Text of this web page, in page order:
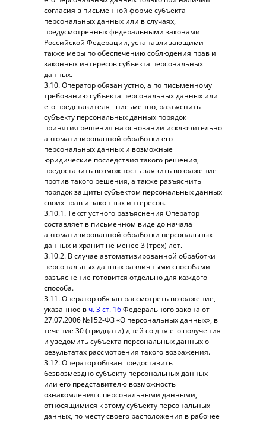
согласия в письменной форме субъекта
персональных данных или в случаях,
предусмотренных федеральными законами
Российской Федерации, устанавливающими
также меры по обеспечению соблюдения прав и
законных интересов субъекта персональных
данных.
3.10. Оператор обязан устно, а по письменному
требованию субъекта персональных данных или
его представителя - письменно, разъяснить
субъекту персональных данных порядок
принятия решения на основании исключительно
автоматизированной обработки его
персональных данных и возможные
юридические последствия такого решения,
предоставить возможность заявить возражение
против такого решения, а также разъяснить
порядок защиты субъектом персональных данных
своих прав и законных интересов.
3.10.1. Текст устного разъяснения Оператор
составляет в письменном виде до начала
автоматизированной обработки персональных
данных и хранит не менее 3 (трех) лет.
3.10.2. В случае автоматизированной обработки
персональных данных различными способами
разъяснение готовится отдельно для каждого
способа.
3.11. Оператор обязан рассмотреть возражение,
указанное вч. 3 ст. 16Федерального закона от
27.07.2006 №152-ФЗ «О персональных данных», в
течение 30 (тридцати) дней со дня его получения
и уведомить субъекта персональных данных о
результатах рассмотрения такого возражения.
3.12. Оператор обязан предоставить
безвозмездно субъекту персональных данных
или его представителю возможность
ознакомления с персональными данными,
относящимися к этому субъекту персональных
данных, по месту своего расположения в рабочее